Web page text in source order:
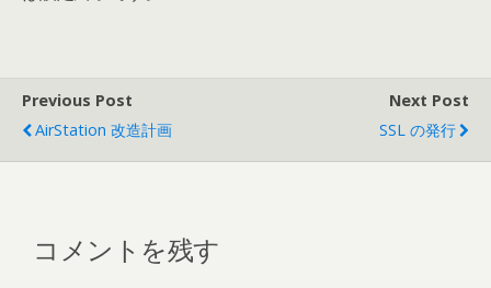
Previous Post
AirStation 改造計画
Next Post
SSL の発行
コメントを残す